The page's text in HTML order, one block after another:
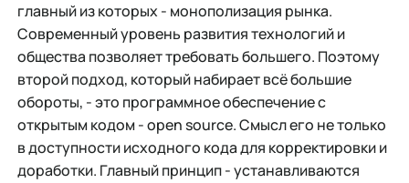
главный из которых - монополизация рынка.
Современный уровень развития технологий и
общества позволяет требовать большего. Поэтому
второй подход, который набирает всё большие
обороты, - это программное обеспечение с
открытым кодом - open source. Смысл его не только
в доступности исходного кода для корректировки и
доработки. Главный принцип - устанавливаются